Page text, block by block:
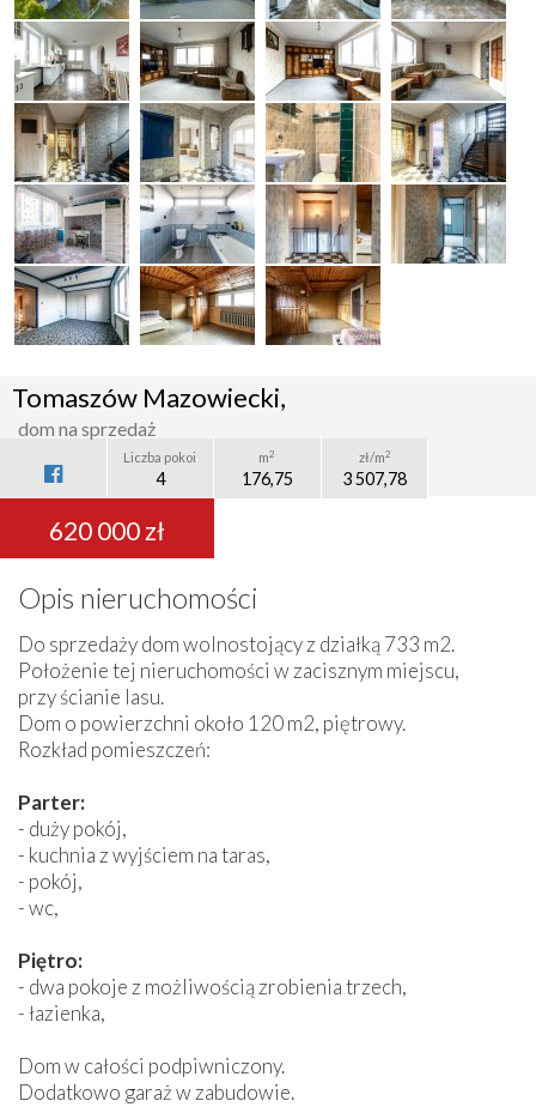
Tomaszów Mazowiecki,
dom na sprzedaż
Liczba pokoi
4
m2
176,75
zł/m2
3 507,78
620 000 zł
Opis nieruchomości
Do sprzedaży dom wolnostojący z działką 733 m2.
Położenie tej nieruchomości w zacisznym miejscu,
przy ścianie lasu.
Dom o powierzchni około 120 m2, piętrowy.
Rozkład pomieszczeń:
Parter:
- duży pokój,
- kuchnia z wyjściem na taras,
- pokój,
- wc,
Piętro:
- dwa pokoje z możliwością zrobienia trzech,
- łazienka,
Dom w całości podpiwniczony.
Dodatkowo garaż w zabudowie.